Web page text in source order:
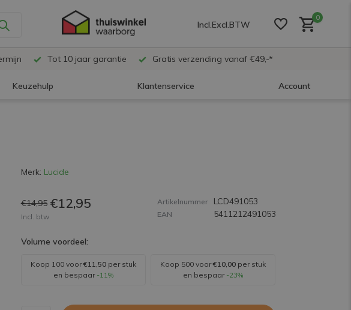
Incl.Excl.BTW
0
Tot 10 jaar garantie Gratis verzending vanaf €49,-*
Keuzehulp Klantenservice Account
Merk: Lucide
€14,95 €12,95
Incl. btw
Artikelnummer LCD491053
EAN 5411212491053
Volume voordeel:
Koop 100 voor€11,50per stuk
en bespaar -11%
Koop 500 voor€10,00per stuk
en bespaar -23%